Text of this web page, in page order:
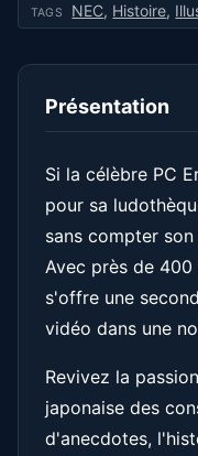
TAGS NEC, Histoire,
Présentation
Si la célèbre PC
pour sa
sans compter
Avec près de
s'offre une
vidéo dans une
Revivez la
japonaise des
d'anecdotes,